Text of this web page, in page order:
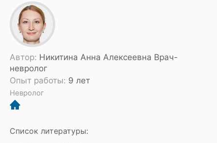
Автор: Никитина Анна Алексеевна Врач-
невролог
Опыт работы: 9 лет
Невролог
Список литературы: